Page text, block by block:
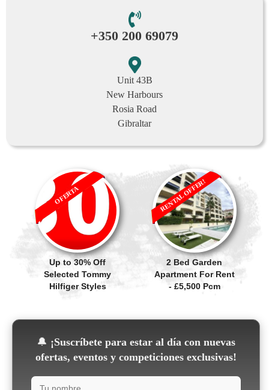
+350 200 69079
Unit 43B
New Harbours
Rosia Road
Gibraltar
Up to 30% Off
Selected Tommy
Hilfiger Styles
OFERTA
2 Bed Garden
Apartment For Rent
- £5,500 Pcm
RENTAL OFFER!
🔔 ¡Suscríbete para estar al día con nuevas
ofertas, eventos y competiciones exclusivas!